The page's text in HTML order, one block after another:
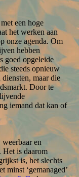
een hoge
het werken aan
onze agenda. Om
hebben
goed opgeleide
steeds opnieuw
maar die
Door te
iemand dat kan of
en
Het is daarom
is, het slechts
minst ‘gemanaged’